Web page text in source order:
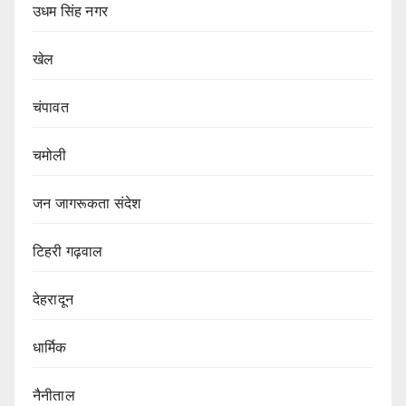
उधम सिंह नगर
खेल
चंपावत
चमोली
जन जागरूकता संदेश
टिहरी गढ़वाल
देहरादून
धार्मिक
नैनीताल